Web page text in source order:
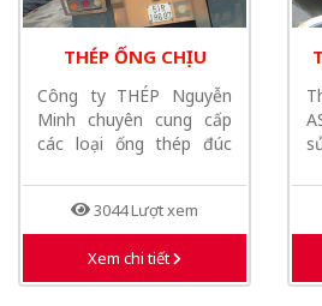
THÉP ỐNG CHỊU
NHIỆT
Công ty THÉP Nguyễn
Minh chuyên cung cấp
các loại ống thép đúc
3044 Lượt xem
Xem chi tiết